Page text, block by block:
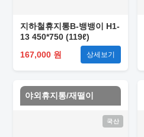
지하철휴지통B-뱅뱅이 H1-
13 450*750 (119ℓ)
167,000 원
상세보기
야외휴지통/재떨이
국산